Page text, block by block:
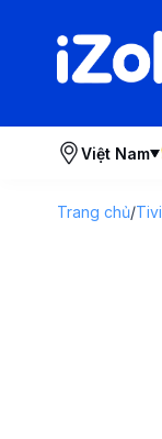
Việt Nam
Trang chủ/Tivi